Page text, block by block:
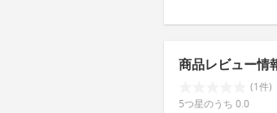
商品レビュー情
(1件)
5つ星のうち 0.0